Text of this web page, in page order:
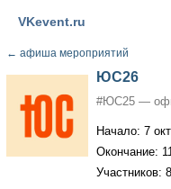
VKevent.ru
← афиша мероприятий
ЮС26
#ЮС25 —
Начало: 7
Окончание:
Участников: